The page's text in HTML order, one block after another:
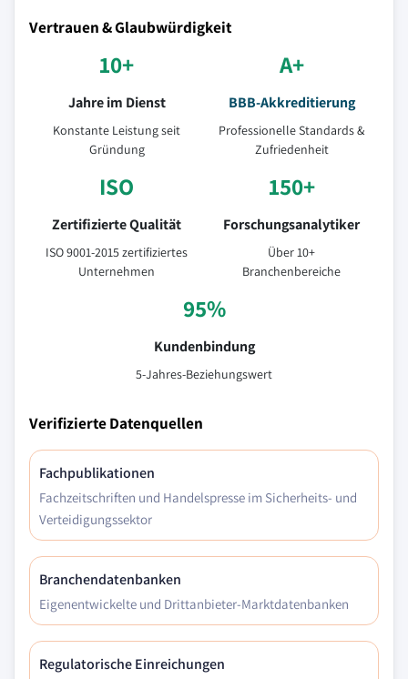
Vertrauen & Glaubwürdigkeit
10+
Jahre im Dienst
Konstante Leistung seit
Gründung
A+
BBB-Akkreditierung
Professionelle Standards &
Zufriedenheit
ISO
Zertifizierte Qualität
ISO 9001-2015 zertifiziertes
Unternehmen
150+
Forschungsanalytiker
Über 10+
Branchenbereiche
95%
Kundenbindung
5-Jahres-Beziehungswert
Verifizierte Datenquellen
Fachpublikationen
Fachzeitschriften und Handelspresse im Sicherheits- und
Verteidigungssektor
Branchendatenbanken
Eigenentwickelte und Drittanbieter-Marktdatenbanken
Regulatorische Einreichungen